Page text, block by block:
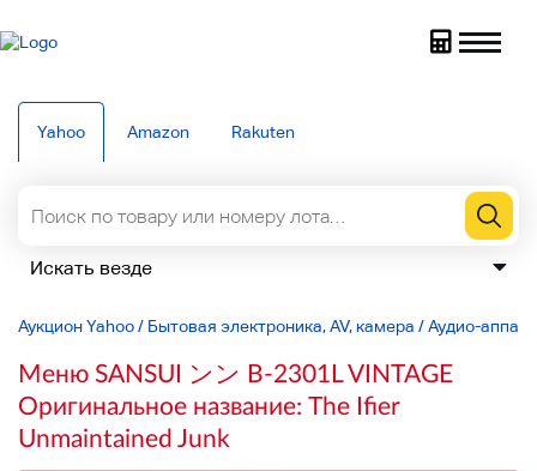
Yahoo Amazon Rakuten
Аукцион Yahoo/ Бытовая электроника, AV, камера /Аудио-
Меню SANSUI ンン B-2301L VINTAGE
Оригинальное название: The Ifier
Unmaintained Junk